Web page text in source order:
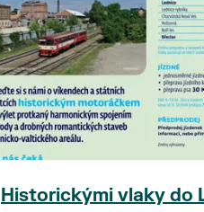
Historickými vlaky do